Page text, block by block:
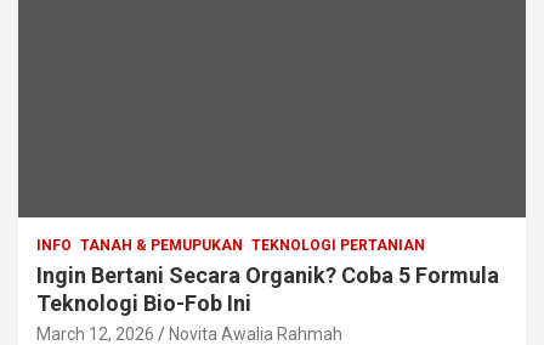
INFO TANAH & PEMUPUKAN TEKNOLOGI PERTANIAN
Ingin Bertani Secara Organik? Coba 5 Formula
Teknologi Bio-Fob Ini
March 12, 2026 Novita Awalia Rahmah